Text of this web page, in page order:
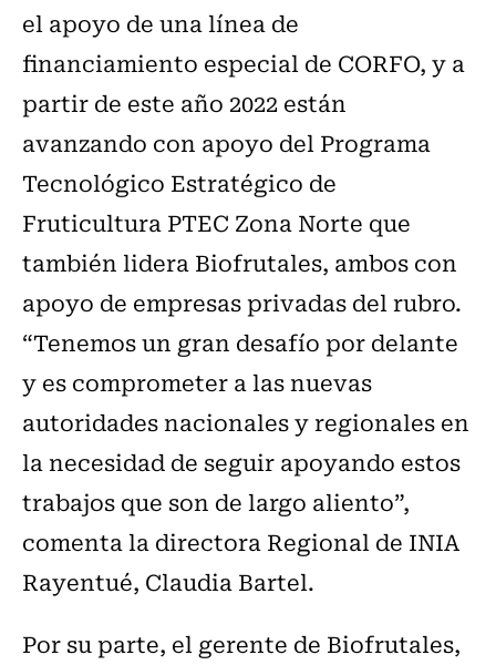
el apoyo de una línea de
financiamiento especial de CORFO, y a
partir de este año 2022 están
avanzando con apoyo del Programa
Tecnológico Estratégico de
Fruticultura PTEC Zona Norte que
también lidera Biofrutales, ambos con
apoyo de empresas privadas del rubro.
“Tenemos un gran desafío por delante
y es comprometer a las nuevas
autoridades nacionales y regionales en
la necesidad de seguir apoyando estos
trabajos que son de largo aliento”,
comenta la directora Regional de INIA
Rayentué, Claudia Bartel.
Por su parte, el gerente de Biofrutales,